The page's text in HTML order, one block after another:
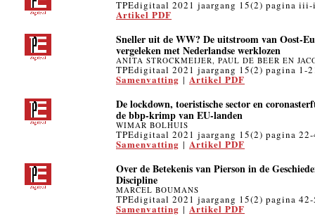
TPEdigitaal 2021 jaargang 15(2) pagina
Artikel PDF
Sneller uit de WW? De uitstroom van Oost-
vergeleken met Nederlandse werklozen
ANITA STROCKMEIJER, PAUL DE BEER EN
TPEdigitaal 2021 jaargang 15(2) pagina 1-
Samenvatting | Artikel PDF
De lockdown, toeristische sector en
de bbp-krimp van EU-landen
WIMAR BOLHUIS
TPEdigitaal 2021 jaargang 15(2) pagina
Samenvatting | Artikel PDF
Over de Betekenis van Pierson in de
Discipline
MARCEL BOUMANS
TPEdigitaal 2021 jaargang 15(2) pagina
Samenvatting | Artikel PDF